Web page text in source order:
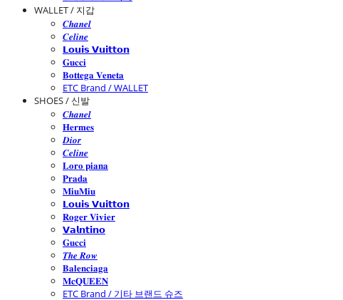
WALLET / 지갑
𝑪𝒉𝒂𝒏𝒆𝒍
𝑪𝒆𝒍𝒊𝒏𝒆
𝗟𝗼𝘂𝗶𝘀 𝗩𝘂𝗶𝘁𝘁𝗼𝗻
𝐆𝐮𝐜𝐜𝐢
𝐁𝐨𝐭𝐭𝐞𝐠𝐚 𝐕𝐞𝐧𝐞𝐭𝐚
ETC Brand / WALLET
SHOES / 신발
𝑪𝒉𝒂𝒏𝒆𝒍
𝐇𝐞𝐫𝐦𝐞𝐬
𝑫𝒊𝒐𝒓
𝑪𝒆𝒍𝒊𝒏𝒆
𝐋𝐨𝐫𝐨 𝐩𝐢𝐚𝐧𝐚
𝐏𝐫𝐚𝐝𝐚
𝐌𝐢𝐮𝐌𝐢𝐮
𝗟𝗼𝘂𝗶𝘀 𝗩𝘂𝗶𝘁𝘁𝗼𝗻
𝐑𝐨𝐠𝐞𝐫 𝐕𝐢𝐯𝐢𝐞𝐫
𝗩𝗮𝗹𝗻𝘁𝗶𝗻𝗼
𝐆𝐮𝐜𝐜𝐢
𝑻𝒉𝒆 𝑹𝒐𝒘
𝐁𝐚𝐥𝐞𝐧𝐜𝐢𝐚𝐠𝐚
𝐌𝐜𝐐𝐔𝐄𝐄𝐍
ETC Brand / 기타 브랜드 슈즈